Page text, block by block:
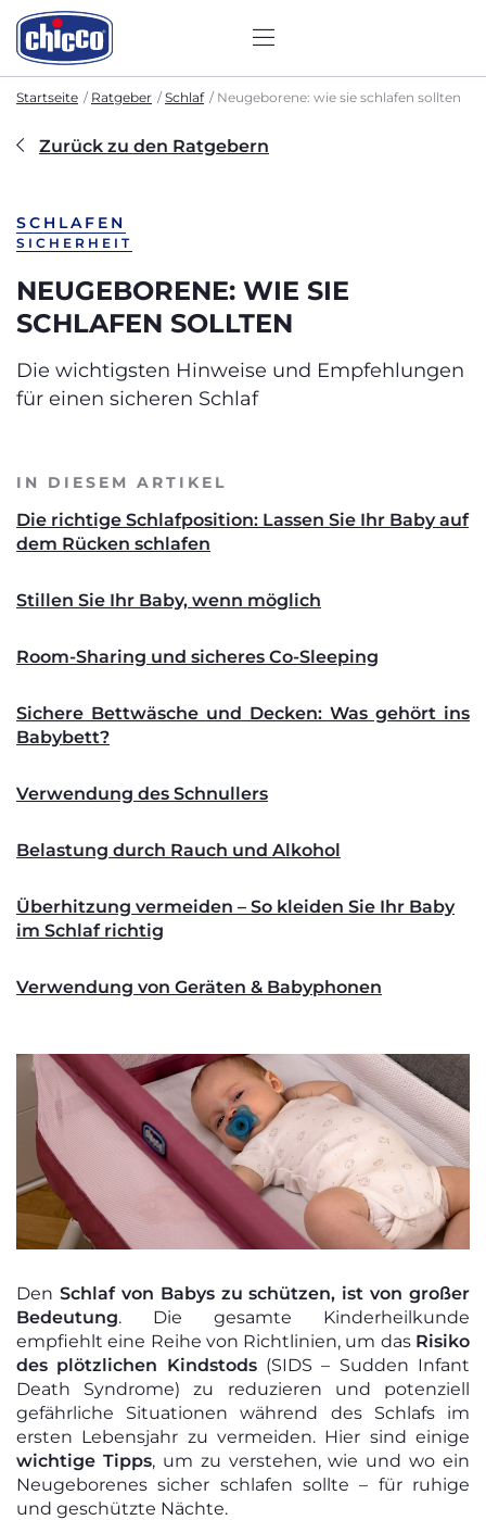
Startseite Ratgeber Schlaf Neugeborene: wie sie schlafen sollten
Zurück zu den Ratgebern
SCHLAFEN
SICHERHEIT
NEUGEBORENE: WIE SIE
SCHLAFEN SOLLTEN
Die wichtigsten Hinweise und Empfehlungen
für einen sicheren Schlaf
IN DIESEM ARTIKEL
Die richtige Schlafposition: Lassen Sie Ihr Baby auf
dem Rücken schlafen
Stillen Sie Ihr Baby, wenn möglich
Room-Sharing und sicheres Co-Sleeping
Sichere Bettwäsche und Decken: Was gehört ins
Babybett?
Verwendung des Schnullers
Belastung durch Rauch und Alkohol
Überhitzung vermeiden – So kleiden Sie Ihr Baby
im Schlaf richtig
Verwendung von Geräten & Babyphonen
Den Schlaf von Babys zu schützen, ist von großer
Bedeutung. Die gesamte Kinderheilkunde
empfiehlt eine Reihe von Richtlinien, um das Risiko
des plötzlichen Kindstods(SIDS – Sudden Infant
Death Syndrome) zu reduzieren und potenziell
gefährliche Situationen während des Schlafs im
ersten Lebensjahr zu vermeiden. Hier sind einige
wichtige Tipps, um zu verstehen, wie und wo ein
Neugeborenes sicher schlafen sollte – für ruhige
und geschützte Nächte.